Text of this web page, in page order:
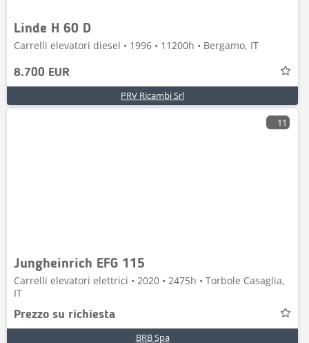
Linde H 60 D
Carrelli elevatori diesel • 1996 • 11200h • Bergamo, IT
8.700 EUR
PRV Ricambi Srl
11
Jungheinrich EFG 115
Carrelli elevatori elettrici • 2020 • 2475h • Torbole Casaglia,
IT
Prezzo su richiesta
BRB Spa